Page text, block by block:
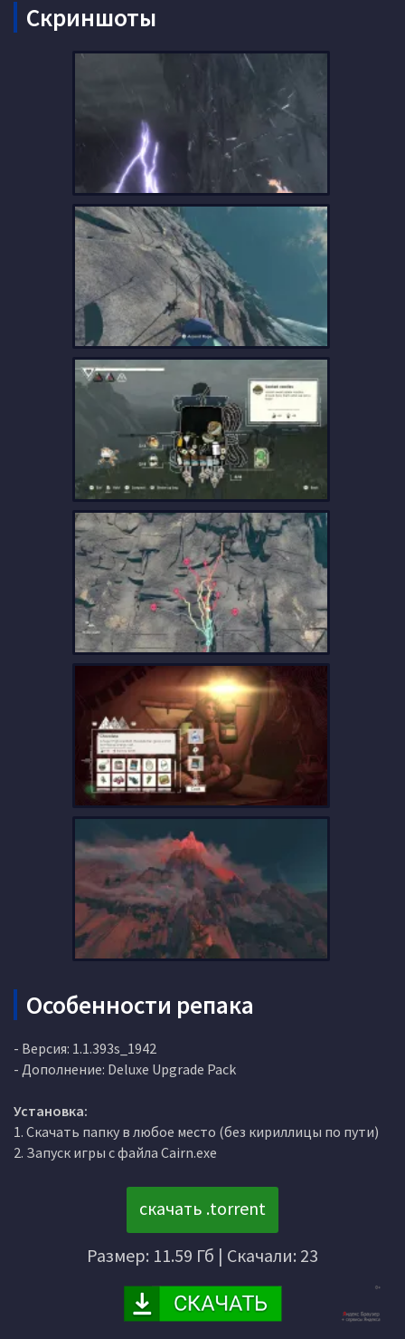
Скриншоты
Особенности репака
- Версия: 1.1.393s_1942
- Дополнение: Deluxe Upgrade Pack
Установка:
1. Скачать папку в любое место (без кириллицы по пути)
2. Запуск игры с файла Cairn.exe
скачать .torrent
Размер: 11.59 Гб | Скачали: 23